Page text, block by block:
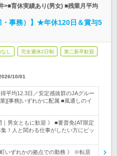
>■育休実績あり(男女) ■残業月平均
・事務）】★年休120日＆賞与5
し 完全週休2日制 第二新卒歓迎
10/01
平均12.3日／安定感抜群のJAグルー
][事務]いずれかに配属 ■風通しのイ
｜男女ともに歓迎 》 ■要普免(AT限定
！人と関わる仕事がしたい方にピッ
いずれかの拠点での勤務 》 ※転居